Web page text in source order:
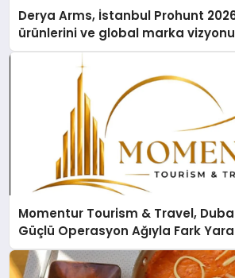
Derya Arms, İstanbul Prohunt
ürünlerini ve global marka
Momentur Tourism & Travel,
Güçlü Operasyon Ağıyla Fark